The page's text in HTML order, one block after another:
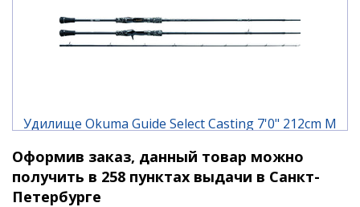
Удилище Okuma Guide Select Casting 7'0" 212cm M
9 590 ₽
10 850 ₽
Оформив заказ, данный товар можно
получить в 258 пунктах выдачи в Санкт-
Петербурге